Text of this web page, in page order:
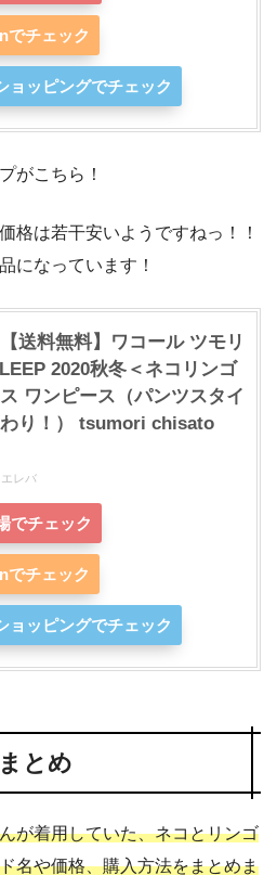
でチェック
ョッピングでチェック
がこちら！
格は若干安いようですねっ！！
になっています！
送料無料】ワコール ツモリ
2020秋冬＜ネコリンゴ
ワンピース（パンツスタイ
り！） tsumori chisato
エレバ
でチェック
でチェック
ョッピングでチェック
まとめ
が着用していた、ネコとリンゴ
名や価格、購入方法をまとめま